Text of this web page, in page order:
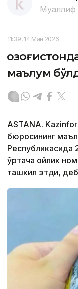
Муаллиф
11:39, 14 Май 2026
маълум
ASTANA.
бюросининг
Республикасида
ўртача ойлик
ташкил этди,